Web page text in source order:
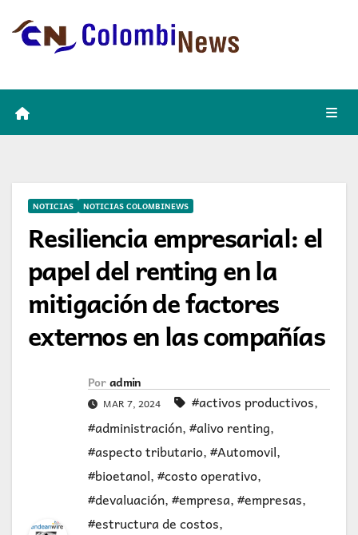
NOTICIAS NOTICIAS COLOMBINEWS
Resiliencia empresarial: el
papel del renting en la
mitigación de factores
externos en las compañías
Por admin
MAR 7, 2024 #activos productivos,
#administración,#alivo renting,
#aspecto tributario,#Automovil,
#bioetanol,#costo operativo,
#devaluación,#empresa,#empresas,
#estructura de costos,